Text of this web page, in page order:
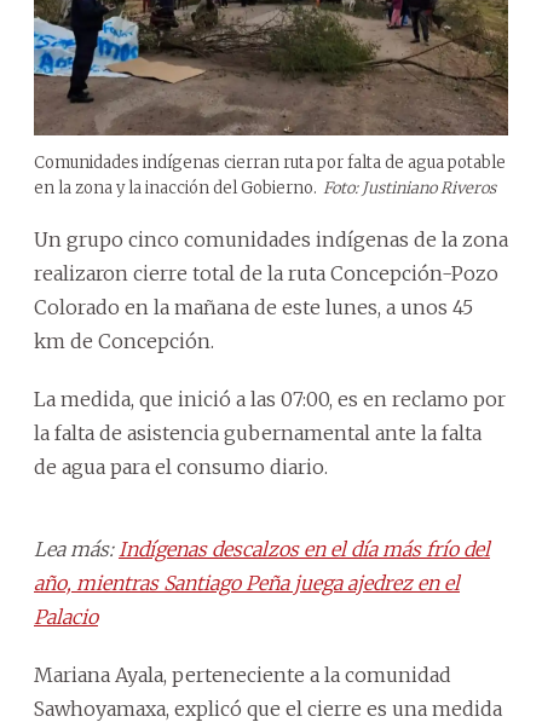
Comunidades indígenas cierran ruta por falta de agua potable
en la zona y la inacción del Gobierno. Foto: Justiniano Riveros
Un grupo cinco comunidades indígenas de la zona
realizaron cierre total de la ruta Concepción-Pozo
Colorado en la mañana de este lunes, a unos 45
km de Concepción.
La medida, que inició a las 07:00, es en reclamo por
la falta de asistencia gubernamental ante la falta
de agua para el consumo diario.
Lea más: Indígenas descalzos en el día más frío del
año, mientras Santiago Peña juega ajedrez en el
Palacio
Mariana Ayala, perteneciente a la comunidad
Sawhoyamaxa, explicó que el cierre es una medida